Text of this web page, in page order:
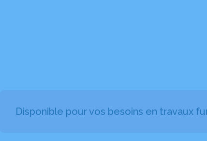
Disponible pour vos besoins en travaux